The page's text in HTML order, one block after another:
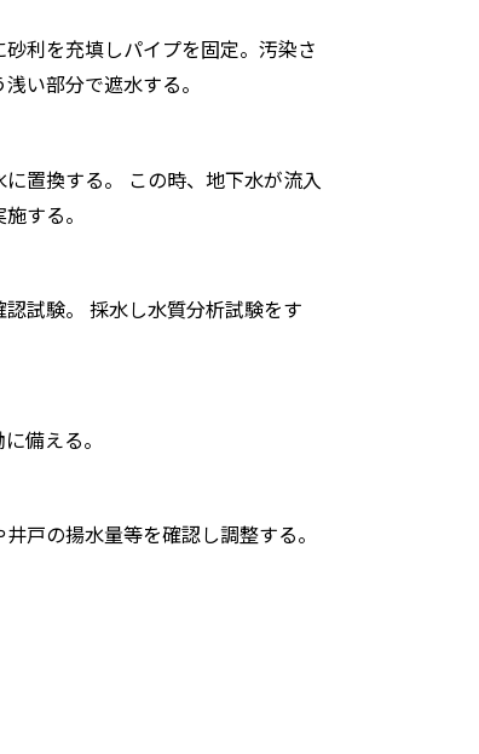
利を充填しパイプを固定。汚染さ
い部分で遮水する。
置換する。 この時、地下水が流入
する。
試験。 採水し水質分析試験をす
備える。
戸の揚水量等を確認し調整する。